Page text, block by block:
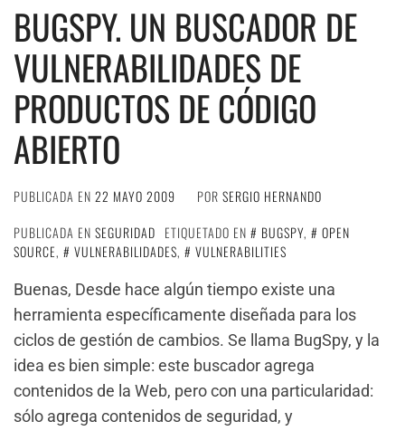
BUGSPY. UN BUSCADOR DE
VULNERABILIDADES DE
PRODUCTOS DE CÓDIGO
ABIERTO
PUBLICADA EN 22 MAYO 2009 POR SERGIO HERNANDO
PUBLICADA EN SEGURIDAD ETIQUETADO EN BUGSPY,
OPEN
SOURCE, VULNERABILIDADES,
VULNERABILITIES
Buenas, Desde hace algún tiempo existe una
herramienta específicamente diseñada para los
ciclos de gestión de cambios. Se llama BugSpy, y la
idea es bien simple: este buscador agrega
contenidos de la Web, pero con una particularidad:
sólo agrega contenidos de seguridad, y